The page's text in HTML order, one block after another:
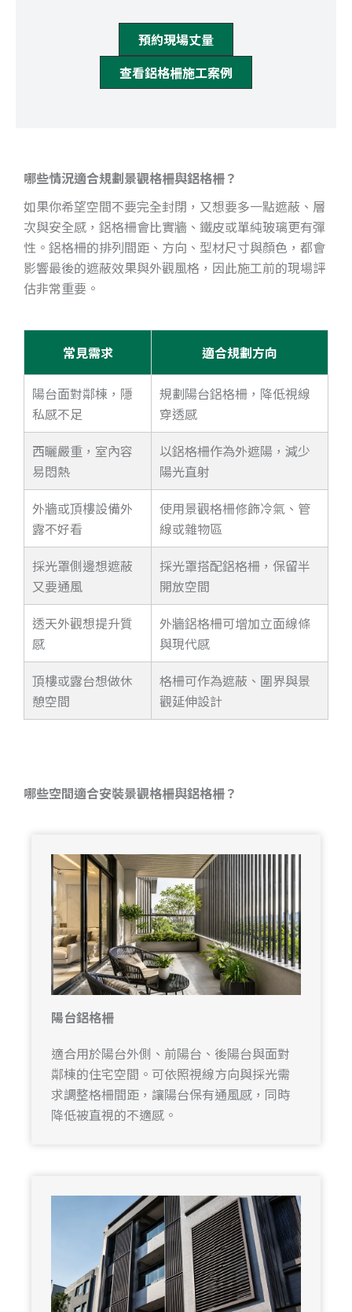
預約現場丈量
查看鋁格柵施工案例
哪些情況適合規劃景觀格柵與鋁格柵？
如果你希望空間不要完全封閉，又想要多一點遮蔽、層
次與安全感，鋁格柵會比實牆、鐵皮或單純玻璃更有彈
性。鋁格柵的排列間距、方向、型材尺寸與顏色，都會
影響最後的遮蔽效果與外觀風格，因此施工前的現場評
估非常重要。
常見需求 適合規劃方向
陽台面對鄰棟，隱
私感不足
規劃陽台鋁格柵，降低視線
穿透感
西曬嚴重，室內容
易悶熱
以鋁格柵作為外遮陽，減少
陽光直射
外牆或頂樓設備外
露不好看
使用景觀格柵修飾冷氣、管
線或雜物區
採光罩側邊想遮蔽
又要通風
採光罩搭配鋁格柵，保留半
開放空間
透天外觀想提升質
感
外牆鋁格柵可增加立面線條
與現代感
頂樓或露台想做休
憩空間
格柵可作為遮蔽、圍界與景
觀延伸設計
哪些空間適合安裝景觀格柵與鋁格柵？
陽台鋁格柵
適合用於陽台外側、前陽台、後陽台與面對
鄰棟的住宅空間。可依照視線方向與採光需
求調整格柵間距，讓陽台保有通風感，同時
降低被直視的不適感。